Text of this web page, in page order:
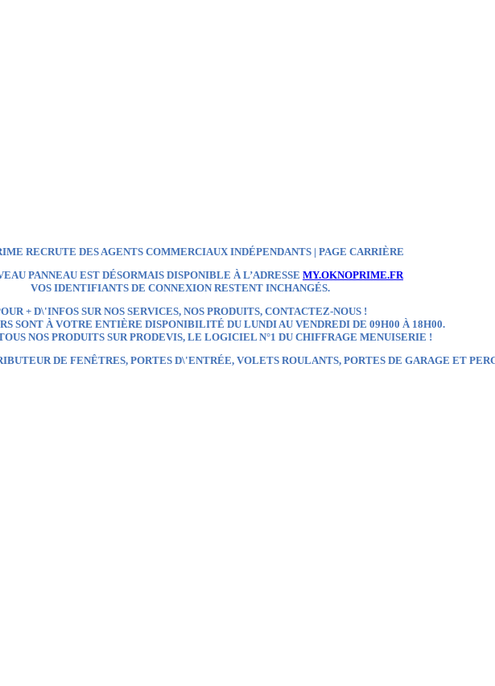
RECRUTE DES AGENTS COMMERCIAUX INDÉPENDANTS | PAGE CARRIÈRE
PANNEAU EST DÉSORMAIS DISPONIBLE À L’ADRESSE MY.OKNOPRIME.FR
VOS IDENTIFIANTS DE CONNEXION RESTENT INCHANGÉS.
+ D\'INFOS SUR NOS SERVICES, NOS PRODUITS, CONTACTEZ-NOUS !
SONT À VOTRE ENTIÈRE DISPONIBILITÉ DU LUNDI AU VENDREDI DE 09H00 À 18H00.
NOS PRODUITS SUR PRODEVIS, LE LOGICIEL N°1 DU CHIFFRAGE MENUISERIE !
DE FENÊTRES, PORTES D\'ENTRÉE, VOLETS ROULANTS, PORTES DE GARAGE ET